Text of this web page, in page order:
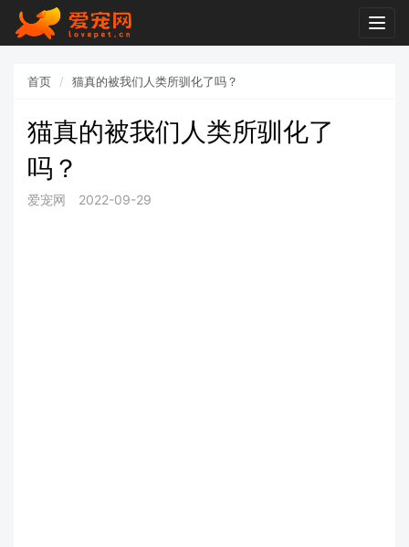
首页 猫真的被我们人类所驯化了吗？
猫真的被我们人类所驯化了
吗？
爱宠网 2022-09-29